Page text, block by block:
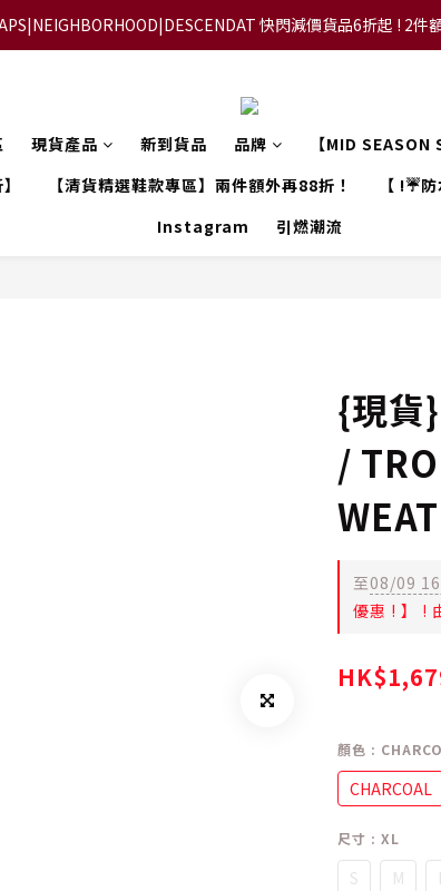
【FLASH SALE 兩件指定現貨產品即享88折】
快閃減價貨品6折起 ! 2件
現貨產品 新到貨品 品牌
【MID
【清貨精選鞋款專區】兩件額外再88折！ 【 !☔
Instagram
引燃潮流
{現貨
/
至08/09
優惠 ! 】 !
顏色 :
CHARCOAL
尺寸 : XL
S M